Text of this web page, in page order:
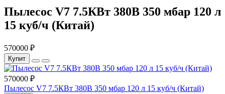
Пылесос V7 7.5КВт 380В 350 мбар 120 л
15 куб/ч (Китай)
570000 ₽
Купит
570000 ₽
Пылесос V7 7.5КВт 380В 350 мбар 120 л 15 куб/ч (Китай)